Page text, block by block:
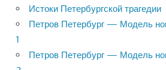
Истоки Петербургской трагедии
Петров Петербург — Модель
1
Петров Петербург — Модель